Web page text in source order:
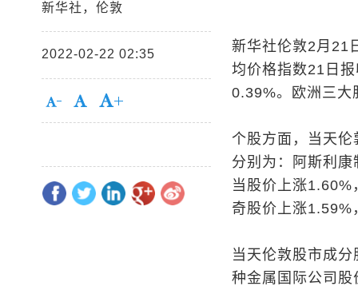
新华社，伦敦
2022-02-22 02:35
新华社伦敦2月21
均价格指数21日
0.39%。欧洲三大
个股方面，当天
分别为：阿斯利
当股价上涨
奇股价上涨1.59%
当天伦敦股市成
种金属国际公司